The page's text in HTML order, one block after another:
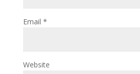
Email *
Website